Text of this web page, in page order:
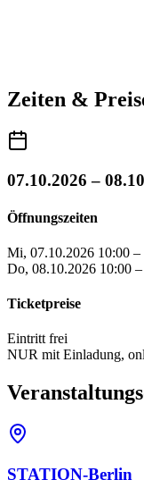
Zeiten &
07.10.2026 –
Öffnungszeiten
Mi, 07.10.2026 10:00 –
Do, 08.10.2026 10:00
Ticketpreise
Eintritt frei
NUR mit Einladung,
STATION-Berlin